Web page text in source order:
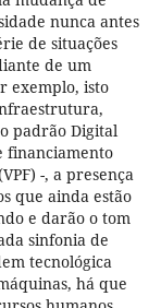
nunca antes
de situações
de um
exemplo, isto
padrão Digital
financiamento
-, a presença
que ainda estão
e darão o tom
sinfonia de
tecnológica
há que